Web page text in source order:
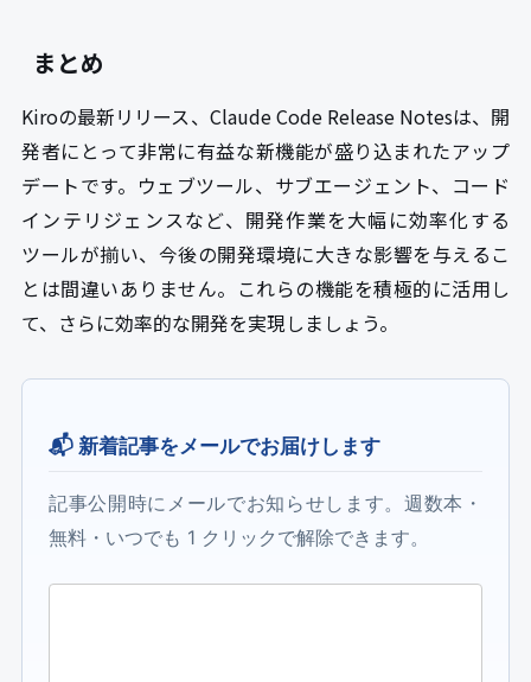
まとめ
Kiroの最新リリース、Claude Code Release Notesは、開
発者にとって非常に有益な新機能が盛り込まれたアップ
デートです。ウェブツール、サブエージェント、コード
インテリジェンスなど、開発作業を大幅に効率化する
ツールが揃い、今後の開発環境に大きな影響を与えるこ
とは間違いありません。これらの機能を積極的に活用し
て、さらに効率的な開発を実現しましょう。
📬 新着記事をメールでお届けします
記事公開時にメールでお知らせします。週数本・
無料・いつでも 1 クリックで解除できます。